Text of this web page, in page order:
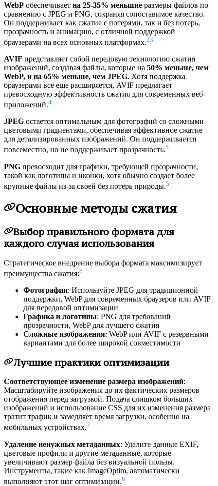
WebP обеспечивает на 25-35% меньшие размеры файлов по
сравнению с JPEG и PNG, сохраняя сопоставимое качество.
Он поддерживает как сжатие с потерями, так и без потерь,
прозрачность и анимацию, с отличной поддержкой
браузерами на всех основных платформах.23
AVIF представляет собой передовую технологию сжатия
изображений, создавая файлы, которые на 50% меньше, чем
WebP, и на 65% меньше, чем JPEG. Хотя поддержка
браузерами все еще расширяется, AVIF предлагает
превосходную эффективность сжатия для современных веб-
приложений.4
JPEG остается оптимальным для фотографий со сложными
цветовыми градиентами, обеспечивая эффективное сжатие
для детализированных изображений. Он поддерживается
повсеместно, но не поддерживает прозрачность.5
PNG превосходит для графики, требующей прозрачности,
такой как логотипы и иконки, хотя обычно создает более
крупные файлы из-за своей без потерь природы.5
Основные методы сжатия
Выбор правильного формата для
каждого случая использования
Стратегическое внедрение выбора формата максимизирует
преимущества сжатия:6
Фотографии: Используйте JPEG для традиционной
поддержки, WebP для современных браузеров или AVIF
для передовой оптимизации
Графика и логотипы: PNG для требований
прозрачности, WebP для лучшего сжатия
Сложные изображения: WebP или AVIF с резервными
вариантами для более широкой совместимости
Лучшие практики оптимизации
Соответствующее изменение размера изображений:
Масштабируйте изображения до их фактических размеров
отображения перед загрузкой. Подача слишком больших
изображений и использование CSS для их изменения размера
тратит трафик и замедляет время загрузки, особенно на
мобильных устройствах.7
Удаление ненужных метаданных: Удалите данные EXIF,
цветовые профили и другие метаданные, которые
увеличивают размер файла без визуальной пользы.
Инструменты, такие как ImageOptim, автоматически
выполняют этот шаг оптимизации.8